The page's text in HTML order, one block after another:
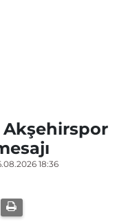
Akşehirspor
18:36